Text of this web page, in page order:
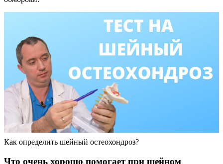
Как определить шейный остеохондроз?
Что очень хорошо помогает при шейном